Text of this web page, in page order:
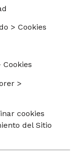
> Cookies
>
cookies
del Sitio